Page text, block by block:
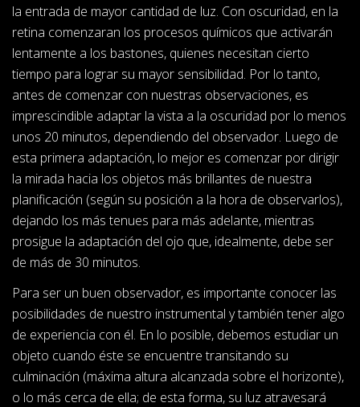
la entrada de mayor cantidad de luz. Con oscuridad, en la
retina comenzaran los procesos químicos que activarán
lentamente a los bastones, quienes necesitan cierto
tiempo para lograr su mayor sensibilidad. Por lo tanto,
antes de comenzar con nuestras observaciones, es
imprescindible adaptar la vista a la oscuridad por lo menos
unos 20 minutos, dependiendo del observador. Luego de
esta primera adaptación, lo mejor es comenzar por dirigir
la mirada hacia los objetos más brillantes de nuestra
planificación (según su posición a la hora de observarlos),
dejando los más tenues para más adelante, mientras
prosigue la adaptación del ojo que, idealmente, debe ser
de más de 30 minutos.
Para ser un buen observador, es importante conocer las
posibilidades de nuestro instrumental y también tener algo
de experiencia con él. En lo posible, debemos estudiar un
objeto cuando éste se encuentre transitando su
culminación (máxima altura alcanzada sobre el horizonte),
o lo más cerca de ella; de esta forma, su luz atravesará